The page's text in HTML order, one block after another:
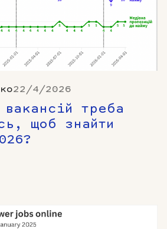
22/4/2026
треба
щоб знайти